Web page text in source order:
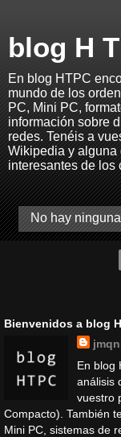
blog H
En blog HTPC
mundo de los
PC, Mini PC,
información sobre
redes. Tenéis a
Wikipedia y alguna
interesantes de los
No hay
Bienvenidos a blog
En blog
análisis
vuestro
Compacto). También
Mini PC, sistemas de